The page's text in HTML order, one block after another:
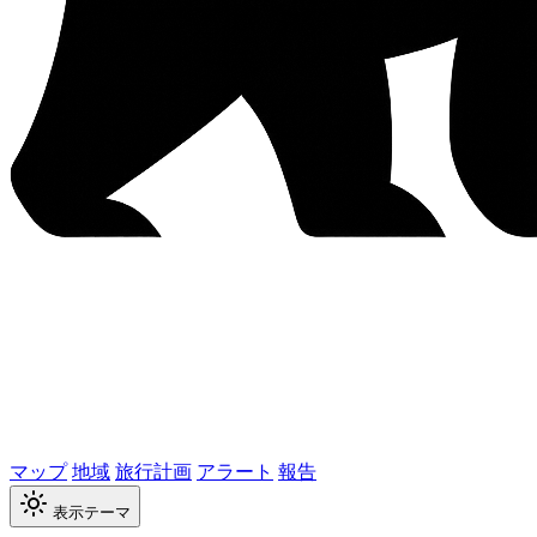
マップ地域旅行計画 アラート 報告
表示テーマ